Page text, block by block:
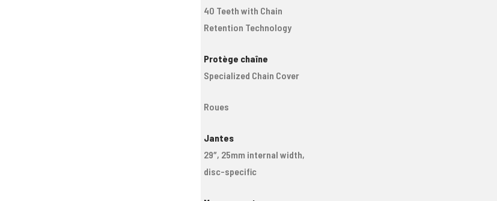
40 Teeth with Chain
Retention Technology
Protège chaîne
Specialized Chain Cover
Roues
Jantes
29″, 25mm internal width,
disc-specific